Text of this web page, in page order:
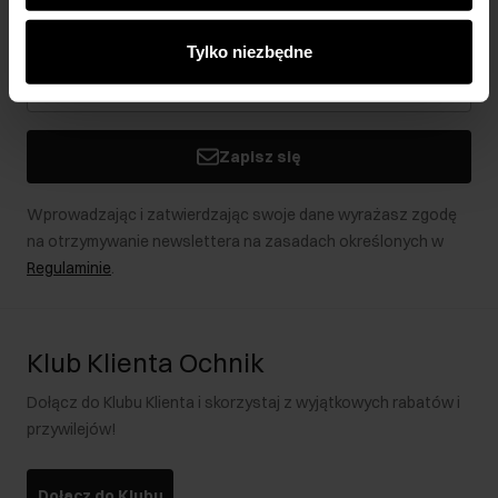
analitycznym. Partnerzy mogą połączyć te informacje z
podczas korzystania z ich usług.
Tylko niezbędne
Bądź na bieżąco z nowościami i promocjami!
Zapisz się
Wprowadzając i zatwierdzając swoje dane wyrażasz zgodę
na otrzymywanie newslettera na zasadach określonych w
Regulaminie.
Klub Klienta Ochnik
Dołącz do Klubu Klienta i skorzystaj z wyjątkowych rabatów i
przywilejów!